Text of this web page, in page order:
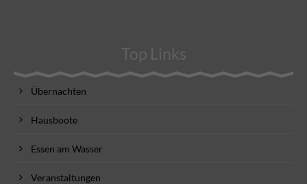
Top Links
Übernachten
Hausboote
Essen am Wasser
Veranstaltungen